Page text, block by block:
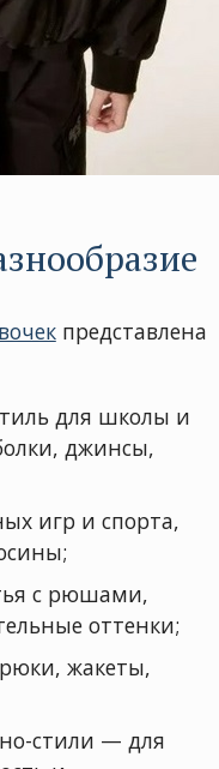
представлена
для школы и
джинсы,
игр и спорта,
с рюшами,
оттенки;
жакеты,
стили — для